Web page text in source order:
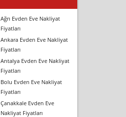
Ağrı Evden Eve Nakliyat
Fiyatları
Ankara Evden Eve Nakliyat
Fiyatları
Antalya Evden Eve Nakliyat
Fiyatları
Bolu Evden Eve Nakliyat
Fiyatları
Çanakkale Evden Eve
Nakliyat Fiyatları